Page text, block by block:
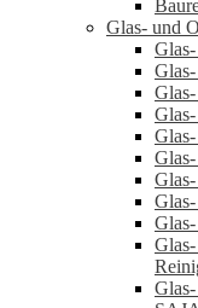
Glas- und